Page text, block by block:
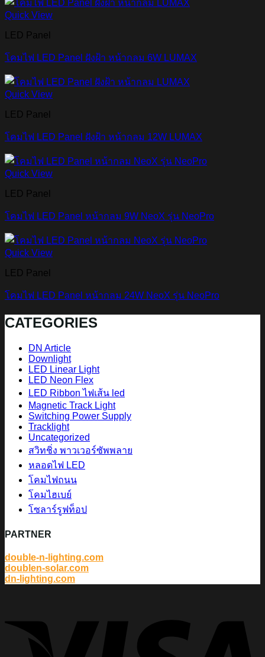
Quick View
LED Panel
โคมไฟ LED Panel ฝังฝ้า หน้ากลม 6W LUMAX
Quick View
LED Panel
โคมไฟ LED Panel ฝังฝ้า หน้ากลม 12W LUMAX
Quick View
LED Panel
โคมไฟ LED Panel หน้ากลม 9W NeoX รุ่น NeoPro
Quick View
LED Panel
โคมไฟ LED Panel หน้ากลม 24W NeoX รุ่น NeoPro
CATEGORIES
DN Article
Downlight
LED Linear Light
LED Neon Flex
LED Ribbon ไฟเส้น led
Magnetic Track Light
Switching Power Supply
Tracklight
Uncategorized
สวิทชิ่ง พาวเวอร์ซัพพลาย
หลอดไฟ LED
โคมไฟถนน
โคมไฮเบย์
โซลาร์รูฟท็อป
PARTNER
double-n-lighting.com
doublen-solar.com
dn-lighting.com